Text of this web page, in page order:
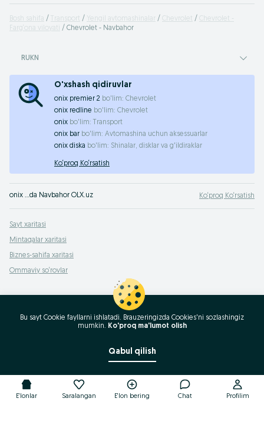
Bosh sahifa Transport Yengil avtomashinalar Chevrolet
Chevrolet -
Farg‘ona viloyati
Chevrolet - Navbahor
RUKN
O'xshash qidiruvlar
onix premier 2 bo'lim: Chevrolet
onix redline bo'lim: Chevrolet
onix bo'lim:
Transport
onix bar bo'lim: Avtomashina uchun aksessuarlar
onix diska bo'lim: Shinalar, disklar va g'ildiraklar
Ko‘proq Ko‘rsatish
onix …da Navbahor OLX.uz Ko‘proq Ko‘rsatish
Sayt xaritasi
Mintaqalar xaritasi
Biznes-sahifa xaritasi
Ommaviy so‘rovlar
E'lonlar Saralangan E'lon bering Chat Profilim
Bu sayt Cookie fayllarni ishlatadi. Brauzeringizda Cookies'ni sozlashingiz
mumkin. Ko'proq ma'lumot olish
Qabul qilish